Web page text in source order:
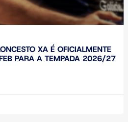
XA É OFICIALMENTE
PARA A TEMPADA 2026/27